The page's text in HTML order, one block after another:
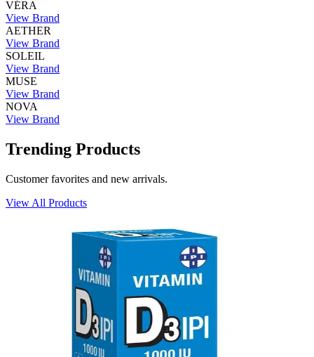
VÉRA
View Brand
AETHER
View Brand
SOLEIL
View Brand
MUSE
View Brand
NOVA
View Brand
Trending Products
Customer favorites and new arrivals.
View All Products